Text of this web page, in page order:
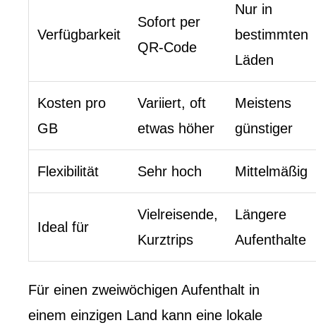
Verfügbarkeit
Sofort per
QR-Code
Nur in
bestimmten
Läden
Kosten pro
GB
Variiert, oft
etwas höher
Meistens
günstiger
Flexibilität Sehr hoch Mittelmäßig
Ideal für
Vielreisende,
Kurztrips
Längere
Aufenthalte
Für einen zweiwöchigen Aufenthalt in
einem einzigen Land kann eine lokale